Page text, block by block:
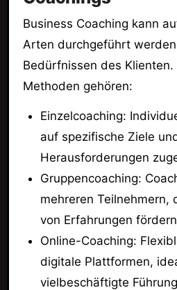
Business Coaching kann
Arten durchgeführt
Bedürfnissen des
Methoden gehören:
Einzelcoaching:
auf spezifische Ziele
Herausforderungen
Gruppencoaching:
mehreren Teilnehmern,
von Erfahrungen
Online-Coaching:
digitale Plattformen,
vielbeschäftigte